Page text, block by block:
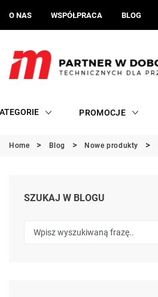
O NAS WSPÓŁPRACA BLOG
PROMOCJE
Home Blog Nowe produkty
SZUKAJ W BLOGU